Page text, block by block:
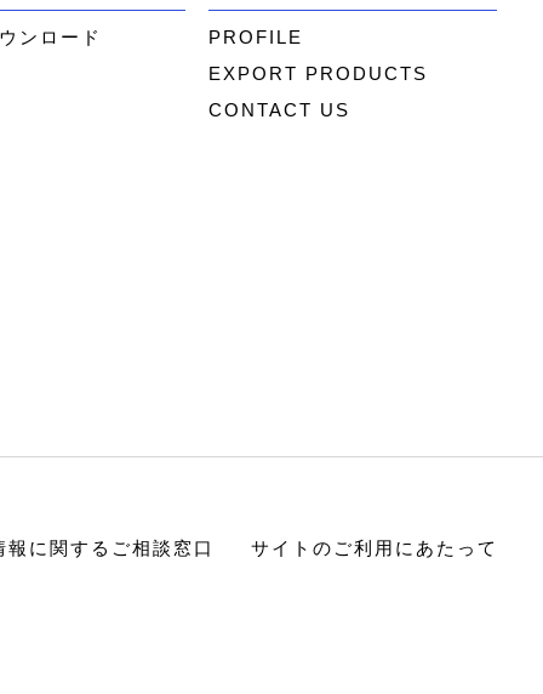
ンロード
PROFILE
EXPORT PRODUCTS
CONTACT US
報に関するご相談窓口 サイトのご利用にあたって